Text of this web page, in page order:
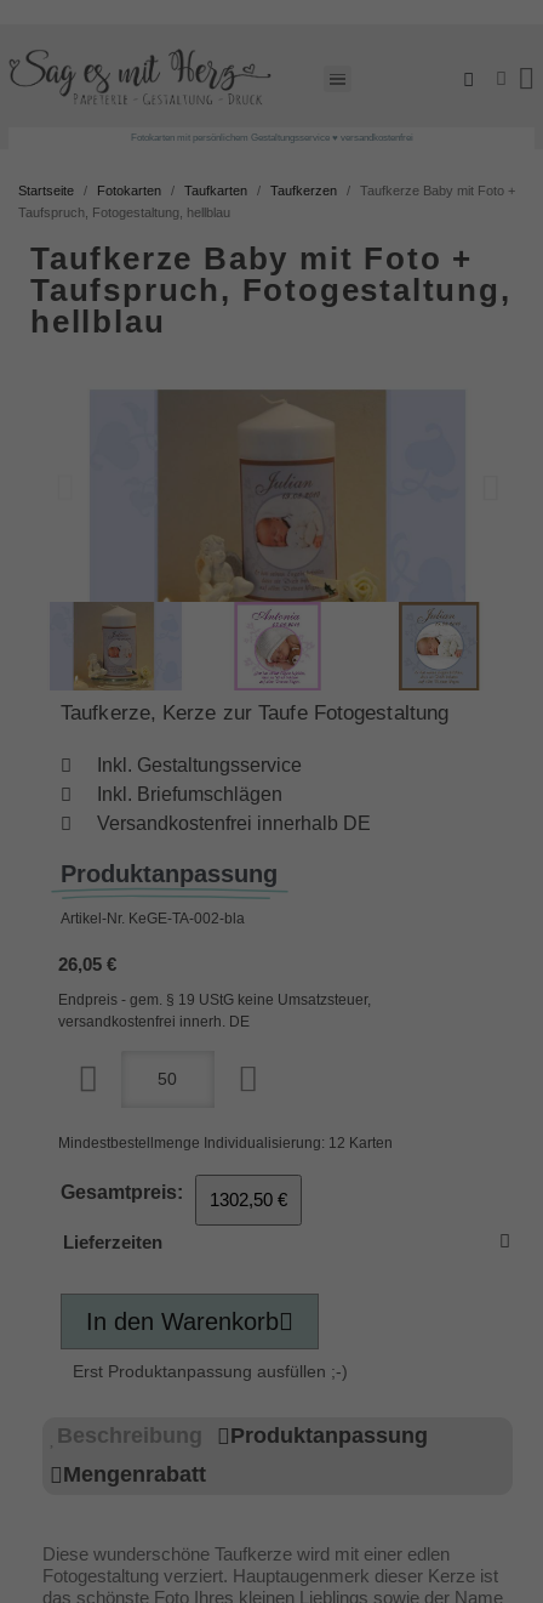
Fotokarten mit persönlichem Gestaltungsservice ♥ versandkostenfrei
Startseite Fotokarten Taufkarten Taufkerzen
Taufkerze Baby mit Foto +
Taufspruch, Fotogestaltung, hellblau
Taufkerze Baby mit Foto +
Taufspruch, Fotogestaltung,
hellblau
Taufkerze, Kerze zur Taufe Fotogestaltung
Inkl. Gestaltungsservice
Inkl. Briefumschlägen
Versandkostenfrei innerhalb DE
Produktanpassung
Artikel-Nr. KeGE-TA-002-bla
26,05 €
Endpreis - gem. § 19 UStG keine Umsatzsteuer,
versandkostenfrei innerh. DE
Mindestbestellmenge Individualisierung: 12 Karten
Gesamtpreis: 1302,50 €
Lieferzeiten
In den Warenkorb
Erst Produktanpassung ausfüllen ;-)
Beschreibung
Produktanpassung
Mengenrabatt
Diese wunderschöne Taufkerze wird mit einer edlen
Fotogestaltung verziert. Hauptaugenmerk dieser Kerze ist
das schönste Foto Ihres kleinen Lieblings sowie der Name